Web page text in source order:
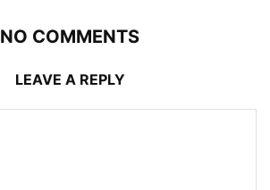
NO COMMENTS
LEAVE A REPLY